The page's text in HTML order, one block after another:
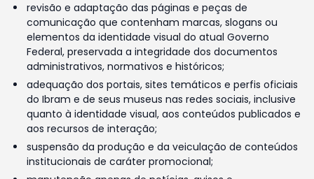
revisão e adaptação das páginas e peças de
comunicação que contenham marcas, slogans ou
elementos da identidade visual do atual Governo
Federal, preservada a integridade dos documentos
administrativos, normativos e históricos;
adequação dos portais, sites temáticos e perfis oficiais
do Ibram e de seus museus nas redes sociais, inclusive
quanto à identidade visual, aos conteúdos publicados e
aos recursos de interação;
suspensão da produção e da veiculação de conteúdos
institucionais de caráter promocional;